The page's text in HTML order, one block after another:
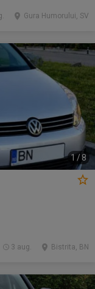
Gura Humorului, SV
1 /8
Bistrita, BN
3 aug.